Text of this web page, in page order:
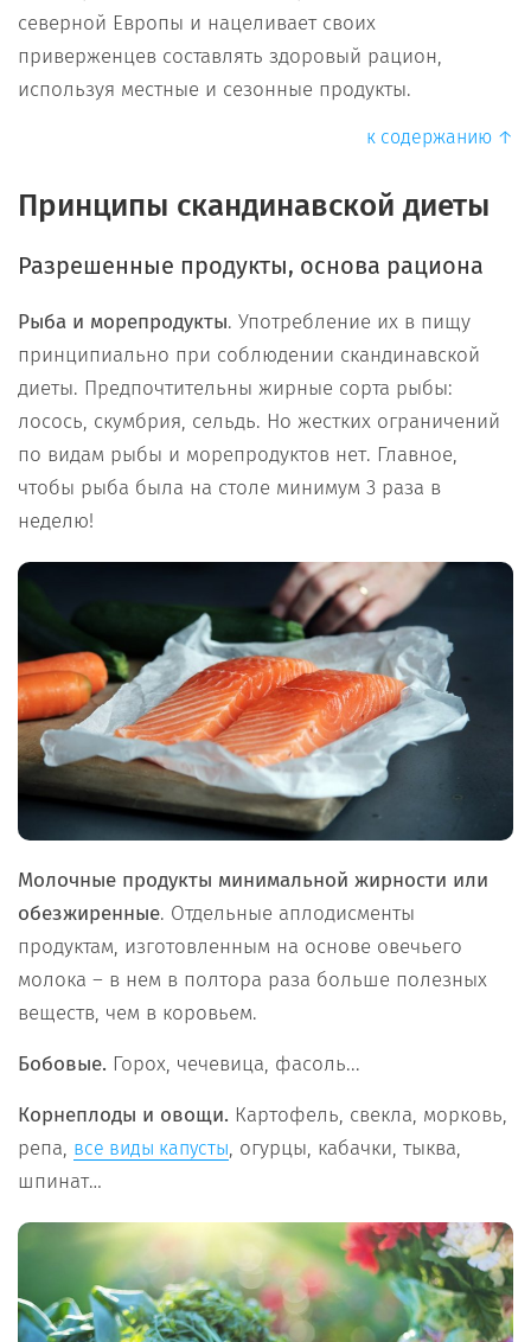
северной Европы и нацеливает своих
приверженцев составлять здоровый рацион,
используя местные и сезонные продукты.
к содержанию ↑
Принципы скандинавской диеты
Разрешенные продукты, основа рациона
Рыба и морепродукты. Употребление их в пищу
принципиально при соблюдении скандинавской
диеты. Предпочтительны жирные сорта рыбы:
лосось, скумбрия, сельдь. Но жестких ограничений
по видам рыбы и морепродуктов нет. Главное,
чтобы рыба была на столе минимум 3 раза в
неделю!
Молочные продукты минимальной жирности или
обезжиренные. Отдельные аплодисменты
продуктам, изготовленным на основе овечьего
молока – в нем в полтора раза больше полезных
веществ, чем в коровьем.
Бобовые. Горох, чечевица, фасоль...
Корнеплоды и овощи. Картофель, свекла, морковь,
репа, все виды капусты, огурцы, кабачки, тыква,
шпинат…